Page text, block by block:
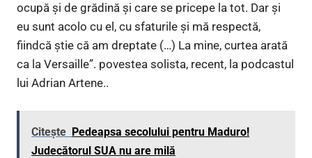
ocupă și de grădină și care se pricepe la tot. Dar și
eu sunt acolo cu el, cu sfaturile și mă respectă,
fiindcă știe că am dreptate (…) La mine, curtea arată
ca la Versaille”. povestea solista, recent, la podcastul
lui Adrian Artene..
Citește Pedeapsa secolului pentru Maduro!
Judecătorul SUA nu are milă